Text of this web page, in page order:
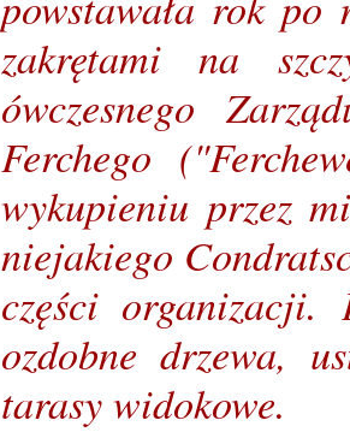
zakrętami na
ówczesnego
Ferchego
wykupieniu przez
niejakiego
części organizacji.
ozdobne drzewa,
tarasy widokowe.